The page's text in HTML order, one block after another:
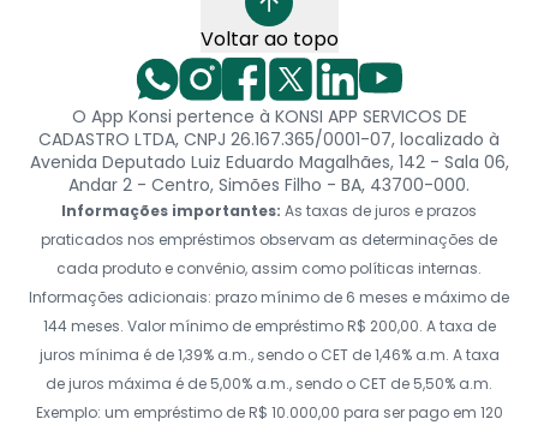
Voltar ao topo
O App Konsi pertence à KONSI APP SERVICOS DE
CADASTRO LTDA, CNPJ 26.167.365/0001-07, localizado à
Avenida Deputado Luiz Eduardo Magalhães, 142 - Sala 06,
Andar 2 - Centro, Simões Filho - BA, 43700-000.
Informações importantes: As taxas de juros e prazos
praticados nos empréstimos observam as determinações de
cada produto e convênio, assim como políticas internas.
Informações adicionais: prazo mínimo de 6 meses e máximo de
144 meses. Valor mínimo de empréstimo R$ 200,00. A taxa de
juros mínima é de 1,39% a.m., sendo o CET de 1,46% a.m. A taxa
de juros máxima é de 5,00% a.m., sendo o CET de 5,50% a.m.
Exemplo: um empréstimo de R$ 10.000,00 para ser pago em 120